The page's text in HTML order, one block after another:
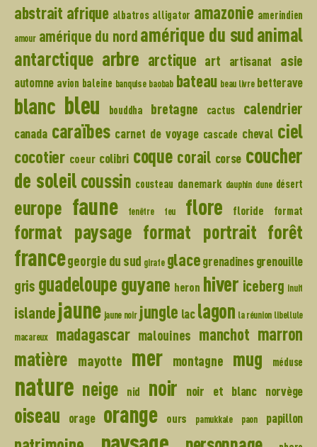
abstrait afrique albatros alligator amazonie amerindien
amour amérique du nord amérique du sudanimal
antarctique arbre arctique art artisanat asie
automne avion baleine banquise baobab bateau beau livre betterave
blanc bleu bouddha bretagne cactus calendrier
canada caraïbes carnet de voyage cascade cheval ciel
cocotier coeur colibri coque corail corse coucher
de soleil coussin cousteau danemark dauphin dune désert
europe faune fenêtre feu flore floride format
format paysage format portrait forêt
francegeorgie du sud girafe glacegrenadinesgrenouille
gris guadeloupe guyane heron hiver iceberg inuit
islandejaune jaune noir jungle laclagon la réunion libellule
macareux
madagascar malouines manchot marron
matière mayotte mer montagne mug méduse
nature neige nid noir noir et blanc norvège
oiseau orage orange ours pamukkale paon papillon